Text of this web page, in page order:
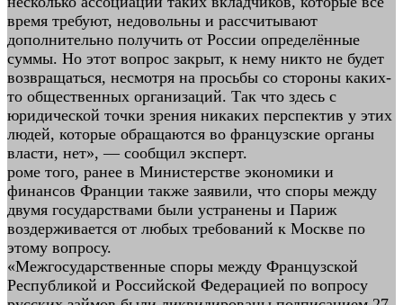
время требуют, недовольны и рассчитывают
дополнительно получить от России определённые
суммы. Но этот вопрос закрыт, к нему никто не будет
возвращаться, несмотря на просьбы со стороны каких-
то общественных организаций. Так что здесь с
юридической точки зрения никаких перспектив у этих
людей, которые обращаются во французские органы
власти, нет», — сообщил эксперт.
роме того, ранее в Министерстве экономики и
финансов Франции также заявили, что споры между
двумя государствами были устранены и Париж
воздерживается от любых требований к Москве по
этому вопросу.
«Межгосударственные споры между Французской
Республикой и Российской Федерацией по вопросу